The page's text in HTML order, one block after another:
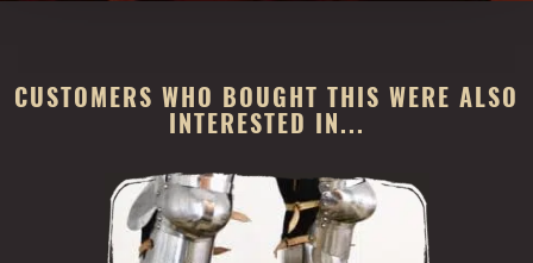
CUSTOMERS WHO BOUGHT THIS WERE ALSO
INTERESTED IN...